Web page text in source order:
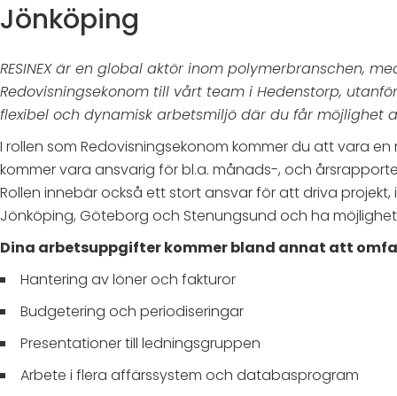
Jönköping
RESINEX är en global aktör inom polymerbranschen,
Redovisningsekonom till vårt team i Hedenstorp,
flexibel och dynamisk arbetsmiljö där du får
I rollen som Redovisningsekonom kommer du att vara
kommer vara ansvarig för bl.a. månads-, och
Rollen innebär också ett stort ansvar för att driva
Jönköping, Göteborg och Stenungsund och ha
Dina arbetsuppgifter kommer bland annat att
Hantering av löner och fakturor
Budgetering och periodiseringar
Presentationer till ledningsgruppen
Arbete i flera affärssystem och databasprogram